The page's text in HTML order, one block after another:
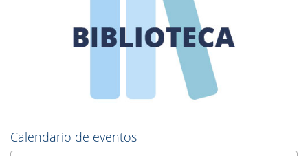
Calendario de eventos